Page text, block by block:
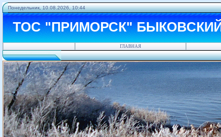
Понедельник, 10.08.2026, 10:44
ТОС "ПРИМОРСК"
ГЛАВНАЯ